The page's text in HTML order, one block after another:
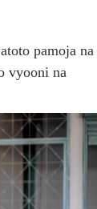
pamoja na
vyooni na